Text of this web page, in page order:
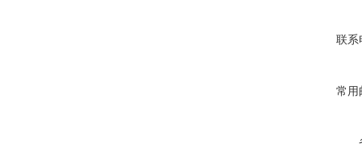
联系
常用